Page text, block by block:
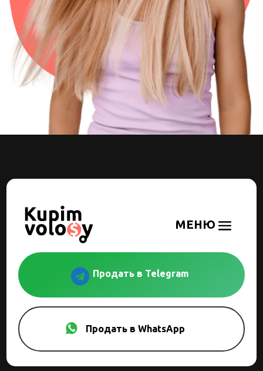
 Продать в Telegram
Продать в WhatsApp